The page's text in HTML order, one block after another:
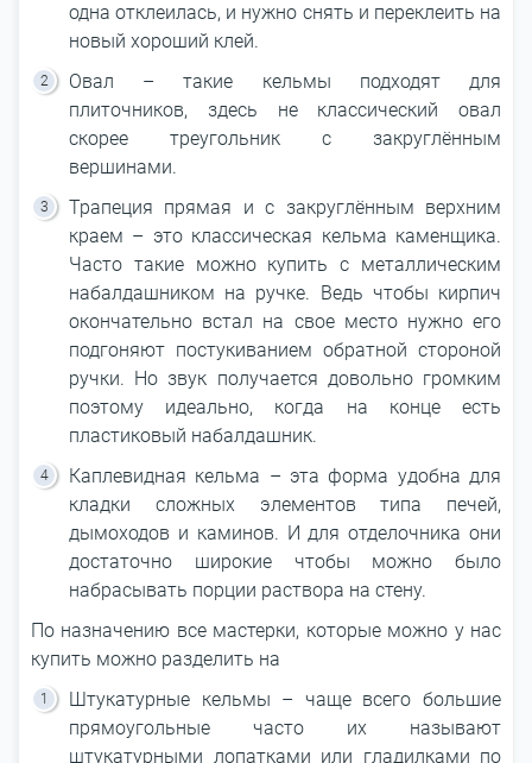
одна отклеилась, и нужно снять и переклеить на
новый хороший клей.
Овал – такие кельмы подходят для
плиточников, здесь не классический овал
скорее треугольник с закруглённым
вершинами.
Трапеция прямая и с закруглённым верхним
краем – это классическая кельма каменщика.
Часто такие можно купить с металлическим
набалдашником на ручке. Ведь чтобы кирпич
окончательно встал на свое место нужно его
подгоняют постукиванием обратной стороной
ручки. Но звук получается довольно громким
поэтому идеально, когда на конце есть
пластиковый набалдашник.
Каплевидная кельма – эта форма удобна для
кладки сложных элементов типа печей,
дымоходов и каминов. И для отделочника они
достаточно широкие чтобы можно было
набрасывать порции раствора на стену.
По назначению все мастерки, которые можно у нас
купить можно разделить на
Штукатурные кельмы – чаще всего большие
прямоугольные часто их называют
штукатурными лопатками или гладилками по